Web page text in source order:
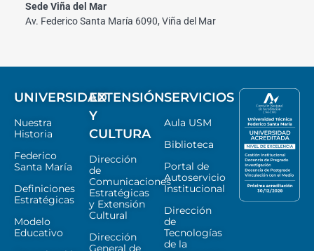
Sede Viña del Mar
Av. Federico Santa María 6090, Viña del Mar
UNIVERSIDAD
Nuestra
Historia
Federico
Santa María
Definiciones
Estratégicas
Modelo
Educativo
EXTENSIÓN
Y
CULTURA
Dirección
de
Comunicaciones
Estratégicas
y Extensión
Cultural
Dirección
General de
SERVICIOS
Aula USM
Biblioteca
Portal de
Autoservicio
Institucional
Dirección
de
Tecnologías
de la